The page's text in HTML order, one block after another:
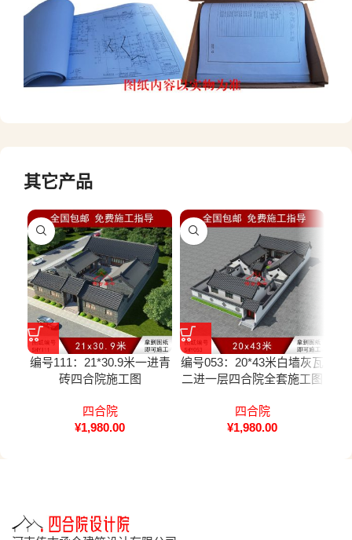
其它产品
编号111：21*30.9米一进青
砖四合院施工图
四合院
¥1,980.00
编号053：20*43米白墙灰瓦
二进一层四合院全套施工图
四合院
¥1,980.00